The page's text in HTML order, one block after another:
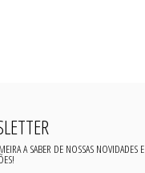
A SABER DE NOSSAS NOVIDADES E